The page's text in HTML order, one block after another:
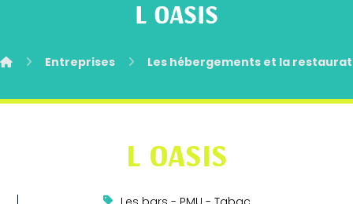
L OASIS
Entreprises Les hébergements et la
L OASIS